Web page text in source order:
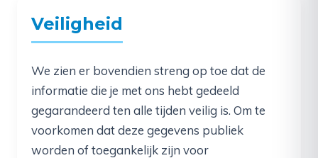
Veiligheid
We zien er bovendien streng op toe dat de
informatie die je met ons hebt gedeeld
gegarandeerd ten alle tijden veilig is. Om te
voorkomen dat deze gegevens publiek
worden of toegankelijk zijn voor